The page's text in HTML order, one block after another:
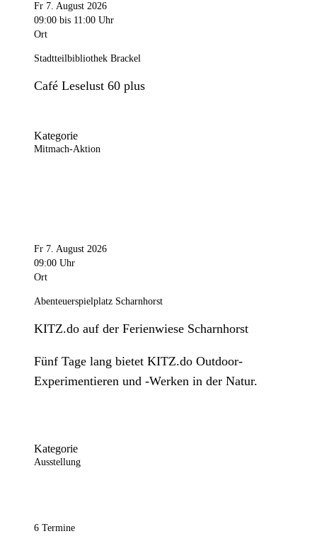
Fr 7. August 2026
09:00 bis 11:00 Uhr
Ort
Stadtteilbibliothek Brackel
Café Leselust 60 plus
Kategorie
Mitmach-Aktion
Fr 7. August 2026
09:00 Uhr
Ort
Abenteuerspielplatz Scharnhorst
KITZ.do auf der Ferienwiese Scharnhorst
Fünf Tage lang bietet KITZ.do Outdoor-
Experimentieren und -Werken in der Natur.
Kategorie
Ausstellung
6 Termine